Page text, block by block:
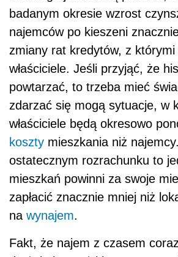
badanym okresie wzrost
najemców po kieszeni
zmiany rat kredytów, z
właściciele. Jeśli przyjąć, że
powtarzać, to trzeba mieć
zdarzać się mogą sytuacje, w
właściciele będą okresowo
koszty mieszkania niż
ostatecznym rozrachunku to
mieszkań powinni za swoje
zapłacić znacznie mniej niż
na wynajem.
Fakt, że najem z czasem